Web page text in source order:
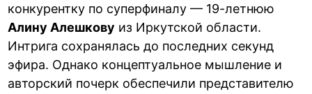
конкурентку по суперфиналу — 19-летнюю
Алину Алешкову из Иркутской области.
Интрига сохранялась до последних секунд
эфира. Однако концептуальное мышление и
авторский почерк обеспечили представителю